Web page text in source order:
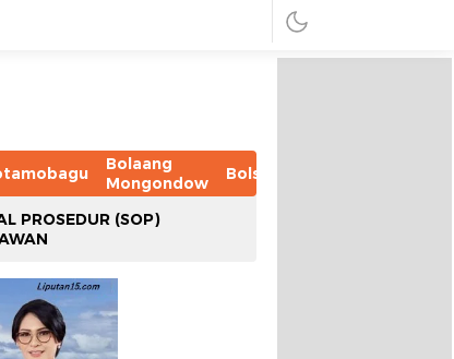
Bolaang
Mongondow
Bolsel
PROSEDUR (SOP)